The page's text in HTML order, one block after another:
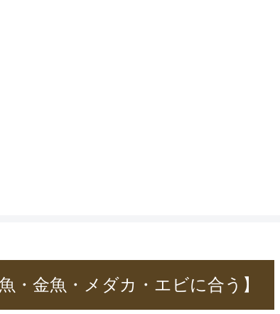
・金魚・メダカ・エビに合う】